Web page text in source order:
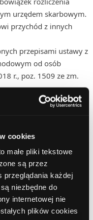
cookies
małe pliki tekstowe
są przez
przeglądania każdej
niezbędne do
internetowej nie
plików cookies
urzędem skarbowym.
przychód z innych
przepisami ustawy z
od osób
r., poz. 1509 ze zm.
postanowienia
do wykluczenia
za wszelkie
trwania Konkursu,
Organizatora.
Konkursu powinny
mail:
Reklamacja – Konkurs